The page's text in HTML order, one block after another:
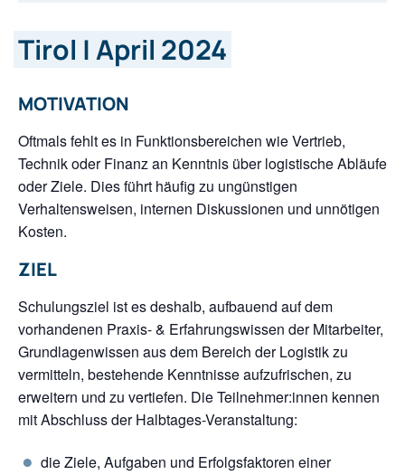
Tirol | April 2024
MOTIVATION
Oftmals fehlt es in Funktionsbereichen wie Vertrieb,
Technik oder Finanz an Kenntnis über logistische Abläufe
oder Ziele. Dies führt häufig zu ungünstigen
Verhaltensweisen, internen Diskussionen und unnötigen
Kosten.
ZIEL
Schulungsziel ist es deshalb, aufbauend auf dem
vorhandenen Praxis- & Erfahrungswissen der Mitarbeiter,
Grundlagenwissen aus dem Bereich der Logistik zu
vermitteln, bestehende Kenntnisse aufzufrischen, zu
erweitern und zu vertiefen. Die Teilnehmer:innen kennen
mit Abschluss der Halbtages-Veranstaltung:
die Ziele, Aufgaben und Erfolgsfaktoren einer